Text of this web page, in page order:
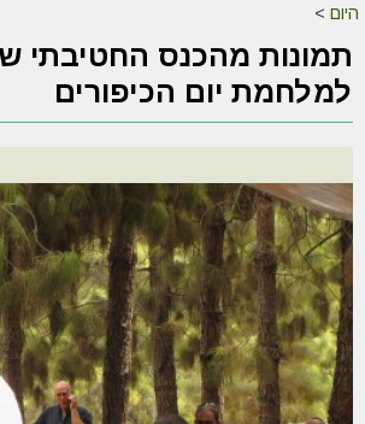
>
למלחמת יום הכיפורים